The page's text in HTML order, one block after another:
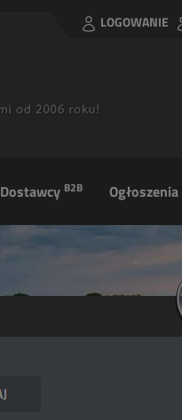
LOGOWANIE
Dostawcy B2B Ogłoszenia